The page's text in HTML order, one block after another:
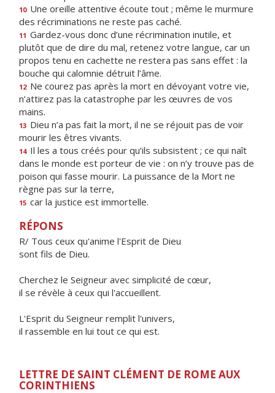
10 Une oreille attentive écoute tout ; même le murmure
des récriminations ne reste pas caché.
11 Gardez-vous donc d’une récrimination inutile, et
plutôt que de dire du mal, retenez votre langue, car un
propos tenu en cachette ne restera pas sans effet : la
bouche qui calomnie détruit l’âme.
12 Ne courez pas après la mort en dévoyant votre vie,
n’attirez pas la catastrophe par les œuvres de vos
mains.
13 Dieu n’a pas fait la mort, il ne se réjouit pas de voir
mourir les êtres vivants.
14 Il les a tous créés pour qu’ils subsistent ; ce qui naît
dans le monde est porteur de vie : on n’y trouve pas de
poison qui fasse mourir. La puissance de la Mort ne
règne pas sur la terre,
15 car la justice est immortelle.
RÉPONS
R/ Tous ceux qu'anime l'Esprit de Dieu
sont fils de Dieu.
Cherchez le Seigneur avec simplicité de cœur,
il se révèle à ceux qui l'accueillent.
L'Esprit du Seigneur remplit l'univers,
il rassemble en lui tout ce qui est.
LETTRE DE SAINT CLÉMENT DE ROME AUX
CORINTHIENS